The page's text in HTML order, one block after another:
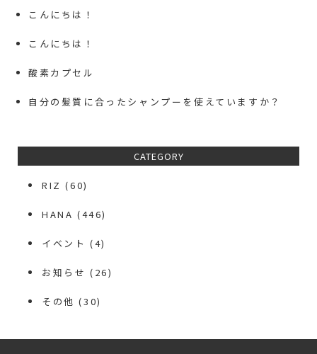
こんにちは！
こんにちは！
酸素カプセル
自分の髪質に合ったシャンプーを使えていますか？
CATEGORY
RIZ (60)
HANA (446)
イベント (4)
お知らせ (26)
その他 (30)